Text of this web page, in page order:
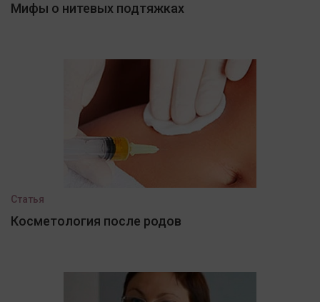
Мифы о нитевых подтяжках
Статья
Косметология после родов